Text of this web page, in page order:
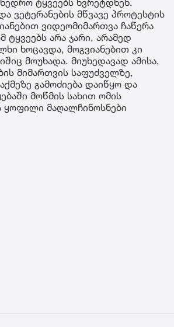
ვეტერანების მწვავე პროტესტის
ვიდეომიმართვა ჩაწერა
ტყვეებს არა ჯარი, არამედ
ხოცავდა, მოგვიანებით კი
მოუხადა. მიუხედავად ამისა,
მიმართვის საფუძველზე,
გამოძიება დაიწყო და
მოწმის სახით ომის
ყოფილი მაღალჩინოსნები